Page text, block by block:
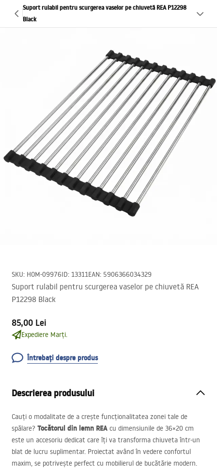
Suport rulabil pentru scurgerea vaselor pe chiuvetă REA P12298
Black
SKU: HOM-09976ID: 13311EAN: 5906366034329
Suport rulabil pentru scurgerea vaselor pe chiuvetă REA
P12298 Black
85,00 Lei
Expediere Marți.
Întrebați despre produs
Descrierea produsului
Cauți o modalitate de a crește funcționalitatea zonei tale de
spălare? Tocătorul din lemn REA cu dimensiunile de 36×20 cm
este un accesoriu dedicat care îți va transforma chiuveta într-un
blat de lucru suplimentar. Proiectat având în vedere confortul
maxim, se potrivește perfect cu mobilierul de bucătărie modern.